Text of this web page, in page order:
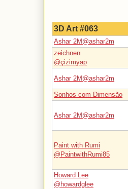
3D Art #063
Ashar 2M@ashar2m
zeichnen
@çizimyap
Ashar 2M@ashar2m
Sonhos com Dimensão
Ashar 2M@ashar2m
Paint with Rumi
@PaintwithRumi85
Howard Lee
@howardglee